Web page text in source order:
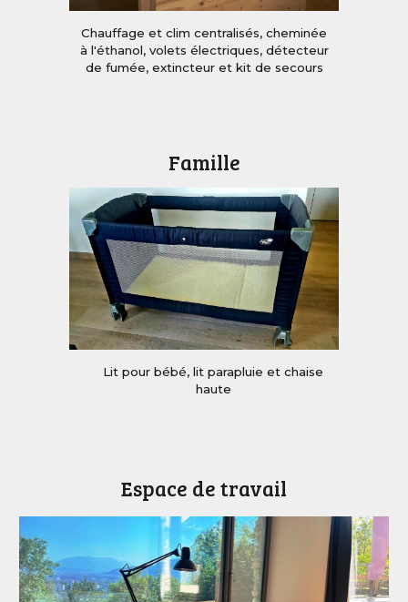
Chauffage et clim centralisés, cheminée
à l'éthanol, volets électriques, détecteur
de fumée, extincteur et kit de secours
Famille
Lit pour bébé, lit parapluie et chaise
haute
Espace de travail